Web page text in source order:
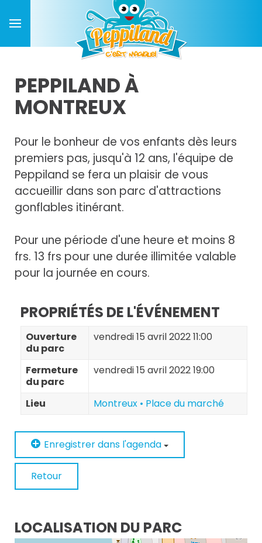
PEPPILAND À
MONTREUX
Pour le bonheur de vos enfants dès leurs
premiers pas, jusqu'à 12 ans, l'équipe de
Peppiland se fera un plaisir de vous
accueillir dans son parc d'attractions
gonflables itinérant.
Pour une période d'une heure et moins 8
frs. 13 frs pour une durée illimitée valable
pour la journée en cours.
PROPRIÉTÉS DE L'ÉVÉNEMENT
Ouverture
du parc
vendredi 15 avril 2022 11:00
Fermeture
du parc
vendredi 15 avril 2022 19:00
Lieu Montreux • Place du marché
Enregistrer dans l'agenda
Retour
LOCALISATION DU PARC